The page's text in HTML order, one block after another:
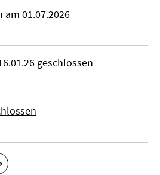
am 01.07.2026
geschlossen